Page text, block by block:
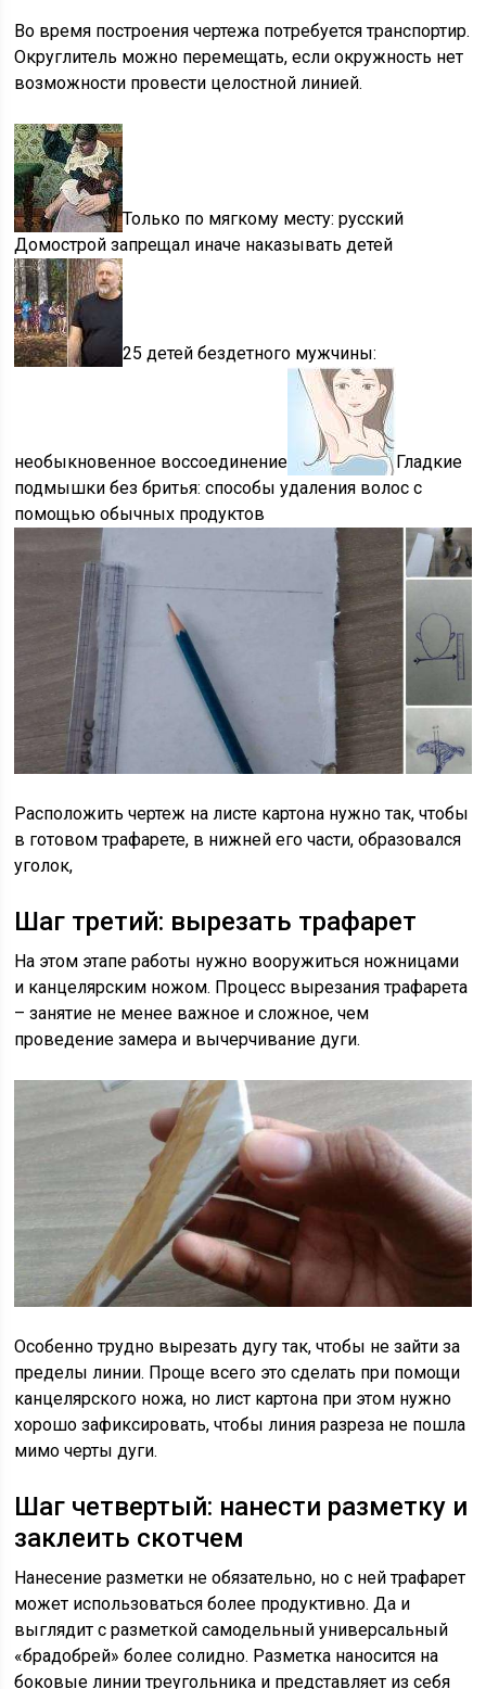
Во время построения чертежа потребуется транспортир.
Округлитель можно перемещать, если окружность нет
возможности провести целостной линией.
Только по мягкому месту: русский
Домострой запрещал иначе наказывать детей
25 детей бездетного мужчины:
необыкновенное воссоединение
Гладкие
подмышки без бритья: способы удаления волос с
помощью обычных продуктов
Расположить чертеж на листе картона нужно так, чтобы
в готовом трафарете, в нижней его части, образовался
уголок,
Шаг третий: вырезать трафарет
На этом этапе работы нужно вооружиться ножницами
и канцелярским ножом. Процесс вырезания трафарета
– занятие не менее важное и сложное, чем
проведение замера и вычерчивание дуги.
Особенно трудно вырезать дугу так, чтобы не зайти за
пределы линии. Проще всего это сделать при помощи
канцелярского ножа, но лист картона при этом нужно
хорошо зафиксировать, чтобы линия разреза не пошла
мимо черты дуги.
Шаг четвертый: нанести разметку и
заклеить скотчем
Нанесение разметки не обязательно, но с ней трафарет
может использоваться более продуктивно. Да и
выглядит с разметкой самодельный универсальный
«брадобрей» более солидно. Разметка наносится на
боковые линии треугольника и представляет из себя